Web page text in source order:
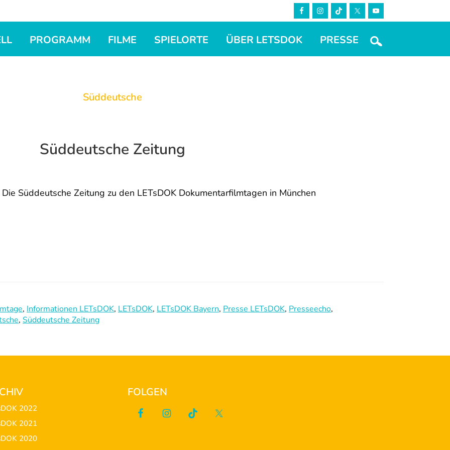
PROGRAMM FILME SPIELORTE ÜBER LETSDOK PRESSE
Süddeutsche
Süddeutsche Zeitung
Die Süddeutsche Zeitung zu den LETsDOK Dokumentarfilmtagen in München
, Informationen LETsDOK, LETsDOK, LETsDOK Bayern, Presse LETsDOK, Presseecho,
, Süddeutsche Zeitung
2022
2021
2020
FOLGEN